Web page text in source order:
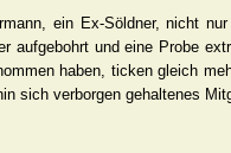
ein Ex-Söldner, nicht nur
aufgebohrt und eine Probe
haben, ticken gleich
sich verborgen gehaltenes